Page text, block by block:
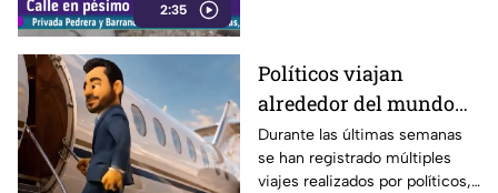
2:35
Políticos viajan
alrededor del mundo
sin ninguna
preocupación
Durante las últimas semanas
se han registrado múltiples
viajes realizados por políticos,